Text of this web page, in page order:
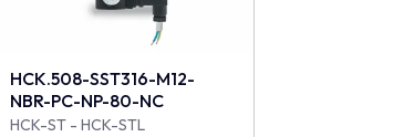
HCK.508-SST316-M12-
NBR-PC-NP-80-NC
HCK-ST - HCK-STL